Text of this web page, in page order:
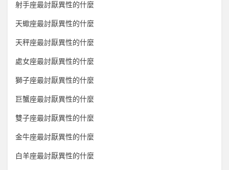
射手座最討厭異性的什麼
天蠍座最討厭異性的什麼
天秤座最討厭異性的什麼
處女座最討厭異性的什麼
獅子座最討厭異性的什麼
巨蟹座最討厭異性的什麼
雙子座最討厭異性的什麼
金牛座最討厭異性的什麼
白羊座最討厭異性的什麼